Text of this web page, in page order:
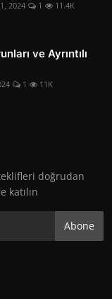
2024 1 11.4K
ve Ayrıntılı
1 11K
doğrudan
katılın
Abone